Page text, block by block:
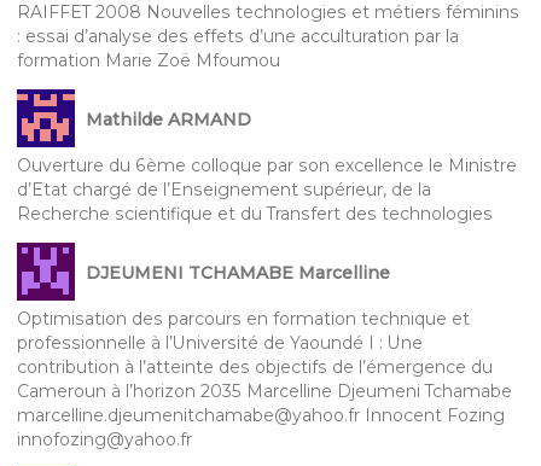
RAIFFET 2008 Nouvelles technologies et métiers féminins
: essai d’analyse des effets d’une acculturation par la
formation Marie Zoë Mfoumou
Mathilde ARMAND
Ouverture du 6ème colloque par son excellence le Ministre
d’Etat chargé de l’Enseignement supérieur, de la
Recherche scientifique et du Transfert des technologies
DJEUMENI TCHAMABE Marcelline
Optimisation des parcours en formation technique et
professionnelle à l’Université de Yaoundé I : Une
contribution à l’atteinte des objectifs de l’émergence du
Cameroun à l’horizon 2035 Marcelline Djeumeni Tchamabe
marcelline.djeumenitchamabe@yahoo.fr Innocent Fozing
innofozing@yahoo.fr